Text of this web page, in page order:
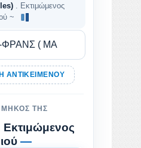
. Εκτιμώμενος
~
ΑΝΤΙΚΕΙΜΈΝΟΥ
ΤΗΣ
Εκτιμώμενος
—